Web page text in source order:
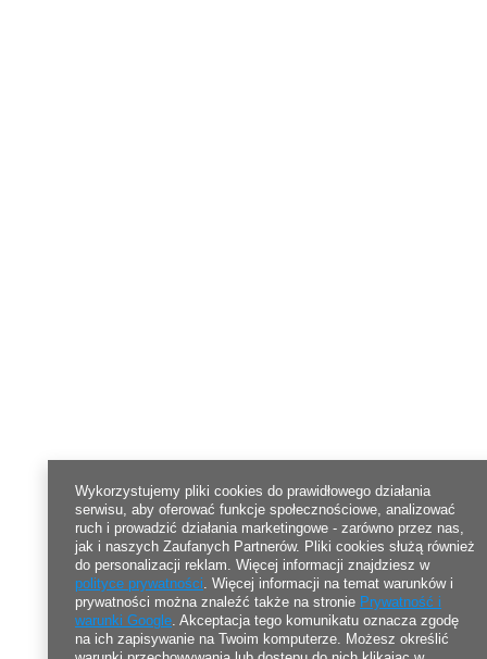
Wykorzystujemy pliki cookies do prawidłowego działania
serwisu, aby oferować funkcje społecznościowe, analizować
ruch i prowadzić działania marketingowe - zarówno przez nas,
jak i naszych Zaufanych Partnerów. Pliki cookies służą również
do personalizacji reklam. Więcej informacji znajdziesz w
polityce prywatności. Więcej informacji na temat warunków i
prywatności można znaleźć także na stronie Prywatność i
warunki Google. Akceptacja tego komunikatu oznacza zgodę
na ich zapisywanie na Twoim komputerze. Możesz określić